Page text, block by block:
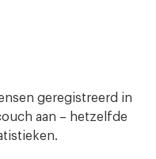
geregistreerd in
aan – hetzelfde